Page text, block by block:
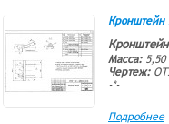
Кронштейн
Масса:5,50
Чертеж:
-*-
Подробнее